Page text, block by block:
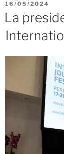
PUBLICADO
EL
16/05/2024
La